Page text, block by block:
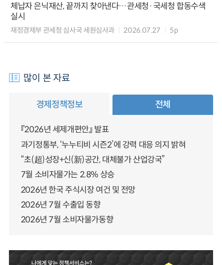
체납자 은닉재산, 끝까지 찾아낸다…관세청·국세청 합동수색
실시
재정경제부 관세청 심사국 세원심사과 2026.07.27 5p
많이 본 자료
경제정책정보 전체
『2026년 세제개편안』 발표
과기정통부, ‘누누티비 시즌2’에 강력 대응 의지 밝혀
“초(超)성장+신(新)공간, 대체불가 산업강국”
7월 소비자물가는 2.8% 상승
2026년 한국 주식시장 여건 및 전망
2026년 7월 수출입 동향
2026년 7월 소비자물가동향